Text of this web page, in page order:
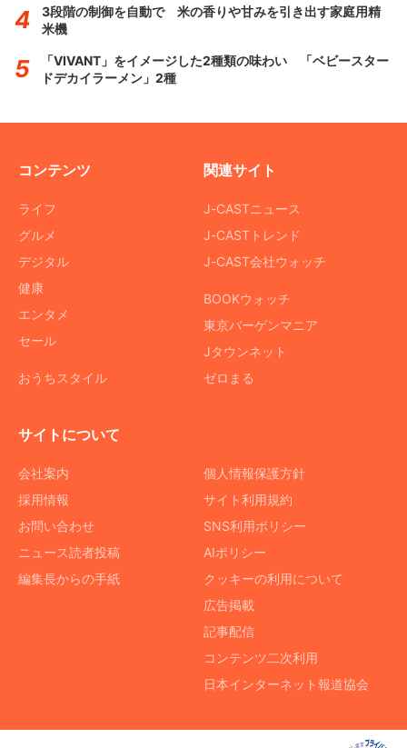
3段階の制御を自動で 米の香りや甘みを引き出す家庭用精
米機
「VIVANT」をイメージした2種類の味わい 「ベビースター
ドデカイラーメン」2種
コンテンツ
ライフ
グルメ
デジタル
健康
エンタメ
セール
おうちスタイル
関連サイト
J-CASTニュース
J-CASTトレンド
J-CAST会社ウォッチ
BOOKウォッチ
東京バーゲンマニア
Jタウンネット
ゼロまる
サイトについて
会社案内
採用情報
お問い合わせ
ニュース読者投稿
編集長からの手紙
個人情報保護方針
サイト利用規約
SNS利用ポリシー
AIポリシー
クッキーの利用について
広告掲載
記事配信
コンテンツ二次利用
日本インターネット報道協会